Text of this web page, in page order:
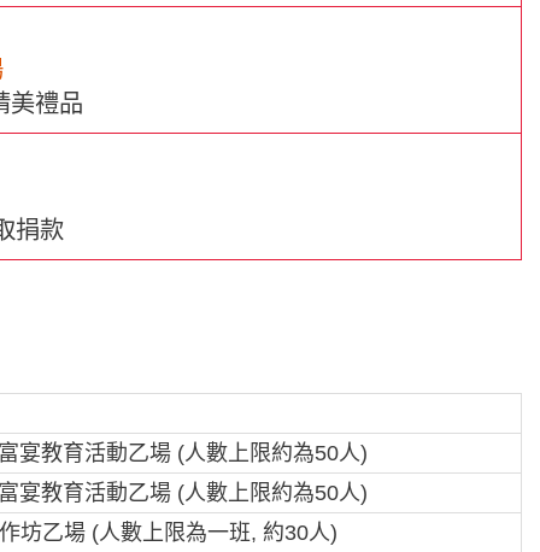
美禮品
捐款
宴教育活動乙場 (人數上限約為50人)
宴教育活動乙場 (人數上限約為50人)
坊乙場 (人數上限為一班, 約30人)